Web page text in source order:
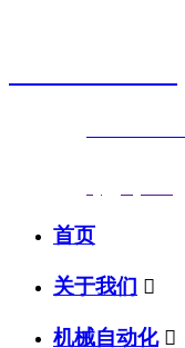
首页
关于我们 
机械自动化 